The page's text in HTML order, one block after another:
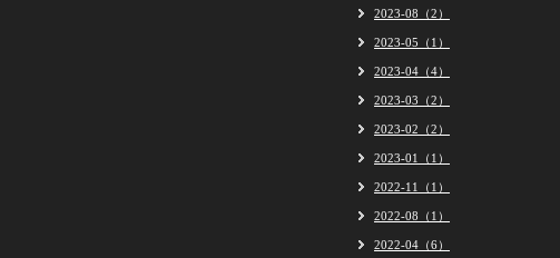
2023-08（2）
2023-05（1）
2023-04（4）
2023-03（2）
2023-02（2）
2023-01（1）
2022-11（1）
2022-08（1）
2022-04（6）